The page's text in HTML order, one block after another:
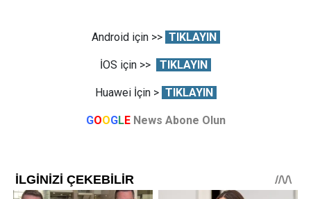
Android için >> TIKLAYIN
İOS için >> TIKLAYIN
Huawei İçin > TIKLAYIN
GOOGLE News Abone Olun